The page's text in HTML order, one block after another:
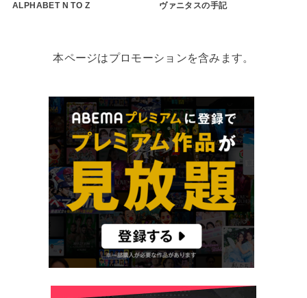
ALPHABET N TO Z ヴァニタスの手記
本ページはプロモーションを含みます。